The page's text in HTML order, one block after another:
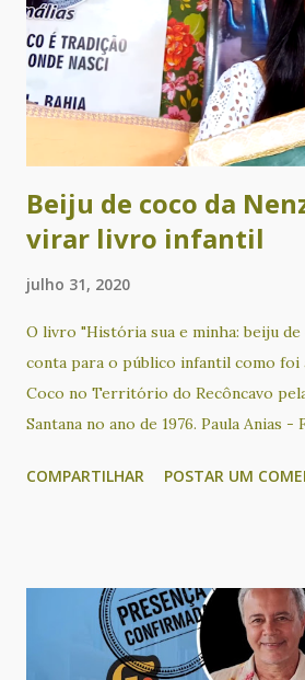
Calderasch, Rita Pinheiro, Rosana
de Jesus. Além disso, a noite será
apresentações musicais de Chá Rize
produção e curadoria de Cacau
artística de Alvorecer Santos, o
gratui...
Beiju de coco da
virar livro infantil
julho 31, 2020
O livro "História sua e minha: beiju de
conta para o público infantil como foi
Coco no Território do Recôncavo
Santana no ano de 1976. Paula Anias -
tradição da culinária do recôncavo
município de Sapeaçu. Ela realizou
empreendedorismo econômico no
beneficiando centenas de famílias
COMPARTILHAR POSTAR UM